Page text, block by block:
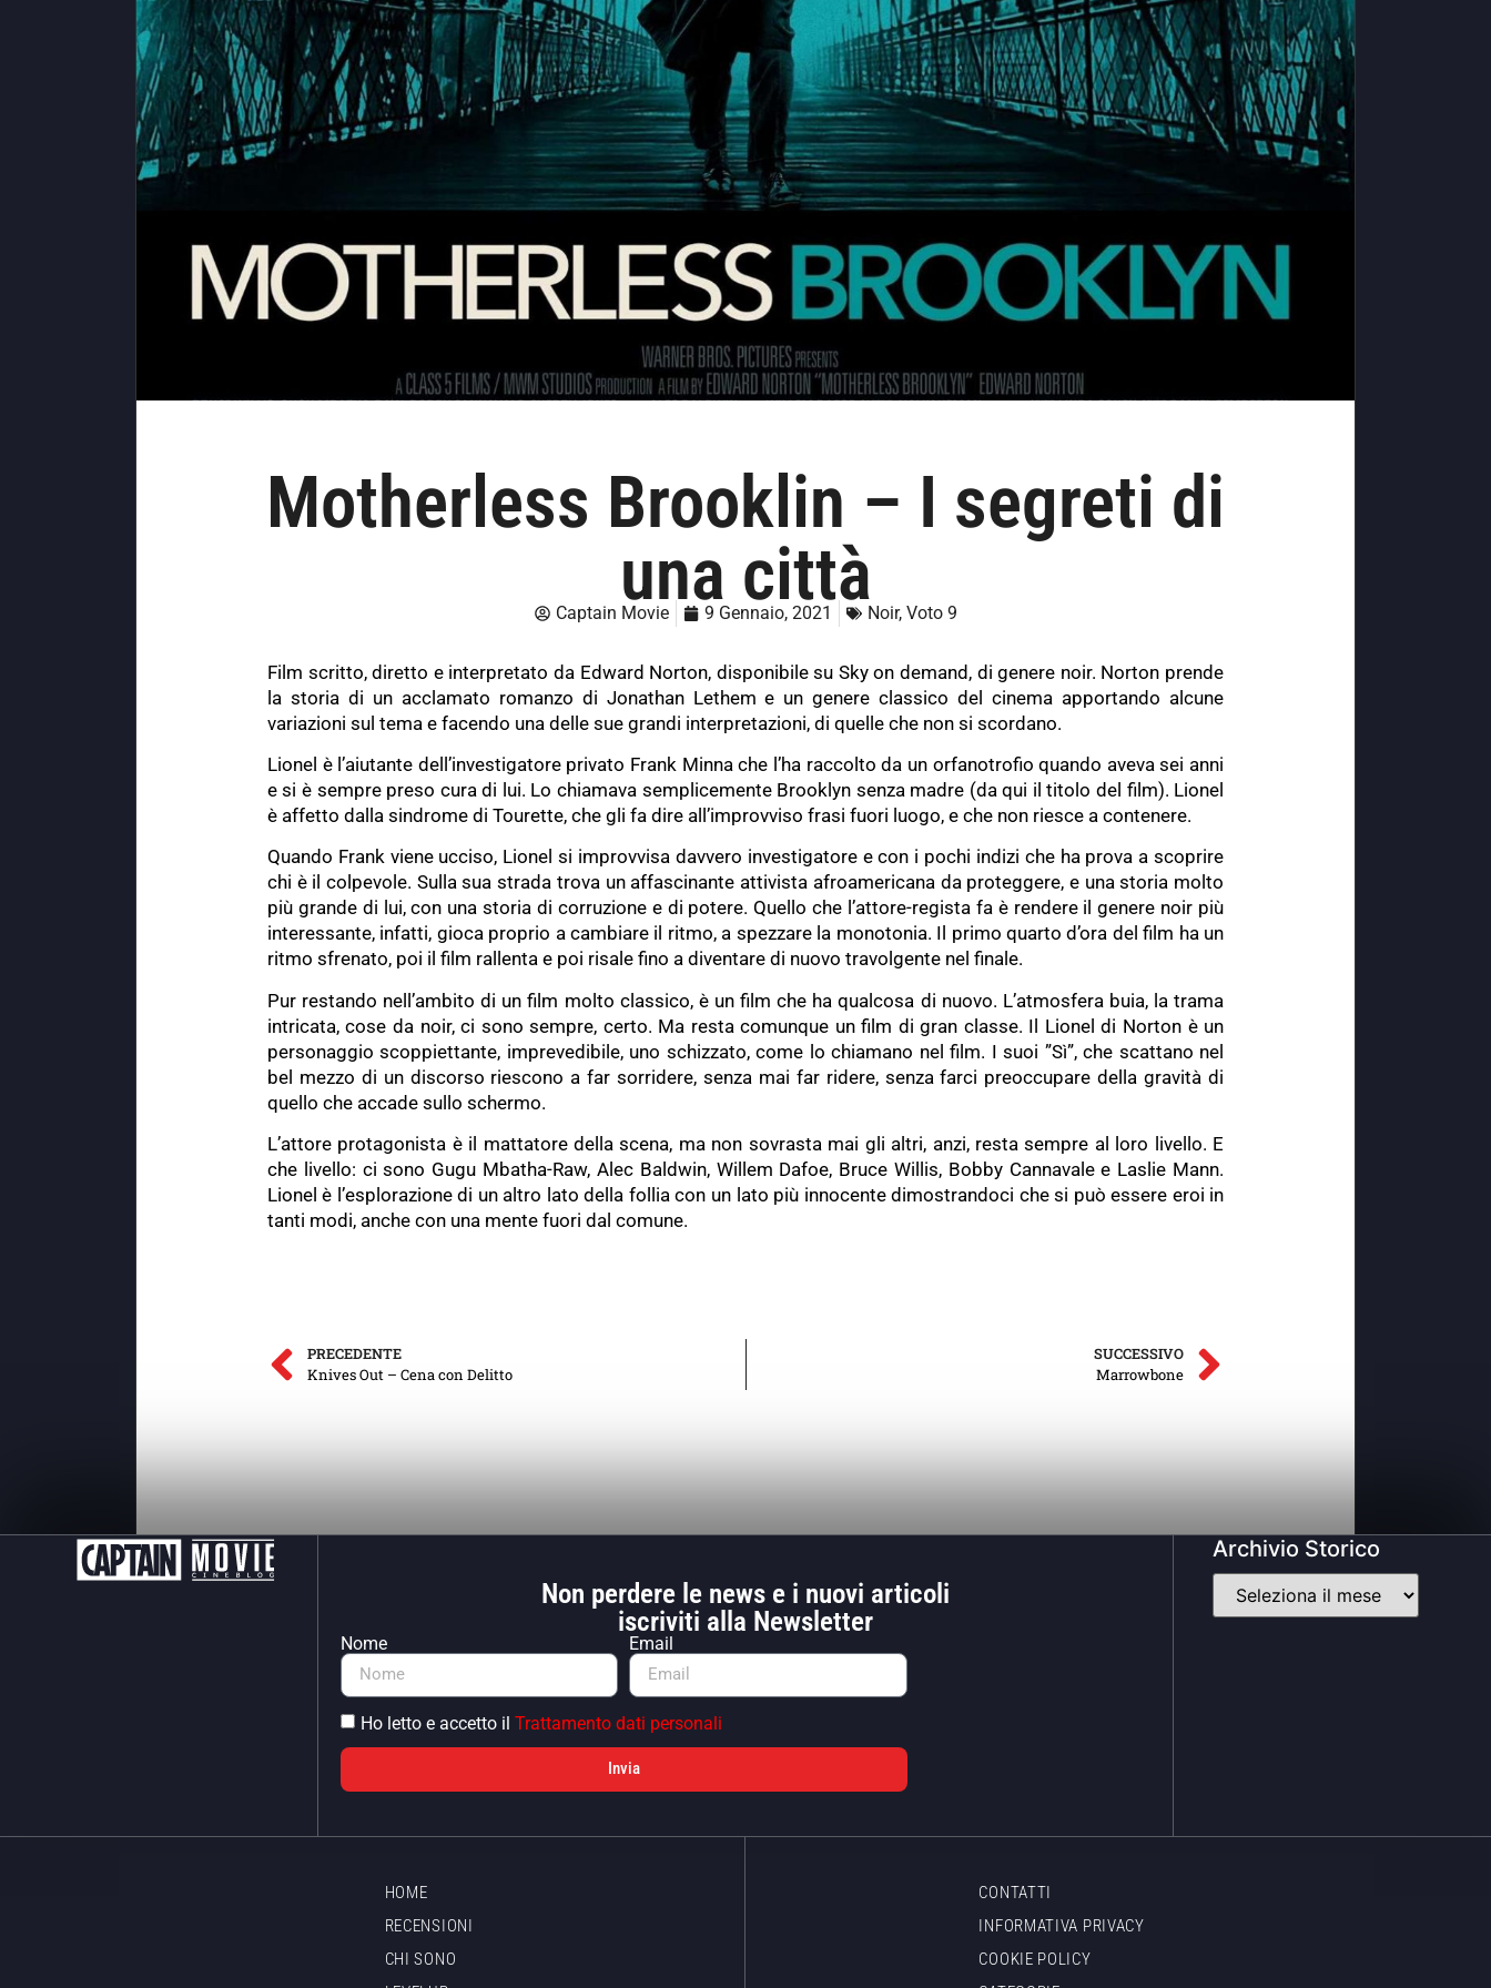
Motherless Brooklin – I segreti di
una città
Captain Movie 9 Gennaio, 2021 Noir, Voto 9
Film scritto, diretto e interpretato da Edward Norton, disponibile su Sky on demand, di genere noir. Norton prende
la storia di un acclamato romanzo di Jonathan Lethem e un genere classico del cinema apportando alcune
variazioni sul tema e facendo una delle sue grandi interpretazioni, di quelle che non si scordano.
Lionel è l’aiutante dell’investigatore privato Frank Minna che l’ha raccolto da un orfanotrofio quando aveva sei anni
e si è sempre preso cura di lui. Lo chiamava semplicemente Brooklyn senza madre (da qui il titolo del film). Lionel
è affetto dalla sindrome di Tourette, che gli fa dire all’improvviso frasi fuori luogo, e che non riesce a contenere.
Quando Frank viene ucciso, Lionel si improvvisa davvero investigatore e con i pochi indizi che ha prova a scoprire
chi è il colpevole. Sulla sua strada trova un affascinante attivista afroamericana da proteggere, e una storia molto
più grande di lui, con una storia di corruzione e di potere. Quello che l’attore-regista fa è rendere il genere noir più
interessante, infatti, gioca proprio a cambiare il ritmo, a spezzare la monotonia. Il primo quarto d’ora del film ha un
ritmo sfrenato, poi il film rallenta e poi risale fino a diventare di nuovo travolgente nel finale.
Pur restando nell’ambito di un film molto classico, è un film che ha qualcosa di nuovo. L’atmosfera buia, la trama
intricata, cose da noir, ci sono sempre, certo. Ma resta comunque un film di gran classe. Il Lionel di Norton è un
personaggio scoppiettante, imprevedibile, uno schizzato, come lo chiamano nel film. I suoi ”Sì”, che scattano nel
bel mezzo di un discorso riescono a far sorridere, senza mai far ridere, senza farci preoccupare della gravità di
quello che accade sullo schermo.
L’attore protagonista è il mattatore della scena, ma non sovrasta mai gli altri, anzi, resta sempre al loro livello. E
che livello: ci sono Gugu Mbatha-Raw, Alec Baldwin, Willem Dafoe, Bruce Willis, Bobby Cannavale e Laslie Mann.
Lionel è l’esplorazione di un altro lato della follia con un lato più innocente dimostrandoci che si può essere eroi in
tanti modi, anche con una mente fuori dal comune.
PRECEDENTE
Knives Out – Cena con Delitto
SUCCESSIVO
Marrowbone
Non perdere le news e i nuovi articoli
iscriviti alla Newsletter
Nome Email
Ho letto e accetto il Trattamento dati personali
Invia
Archivio Storico
HOME
RECENSIONI
CHI SONO
CONTATTI
INFORMATIVA PRIVACY
COOKIE POLICY